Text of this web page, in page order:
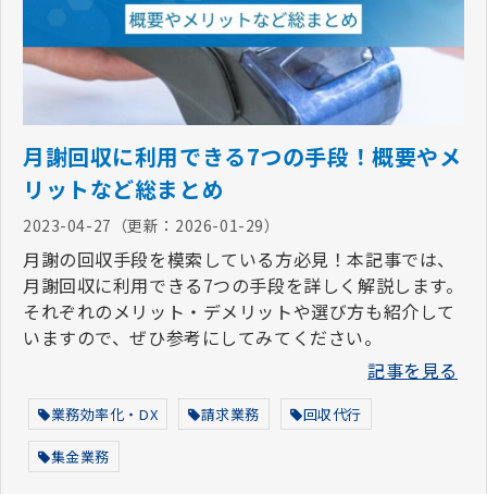
月謝回収に利用できる7つの手段！概要やメ
リットなど総まとめ
2023-04-27 （更新： 2026-01-29）
月謝の回収手段を模索している方必見！本記事では、
月謝回収に利用できる7つの手段を詳しく解説します。
それぞれのメリット・デメリットや選び方も紹介して
いますので、ぜひ参考にしてみてください。
記事を見る
業務効率化・DX 請求業務 回収代行
集金業務